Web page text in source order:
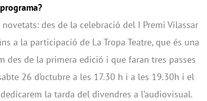
des de la celebració del I Premi Vilassar
a la participació de La Tropa Teatre, que és una
des de la primera edició i que faran tres passes
26 d’octubre a les 17.30 h i a les 19.30h i el
la tarda del divendres a l’audiovisual.